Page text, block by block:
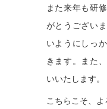
また来年も研
がとうござい
いようにしっ
きます。また
いいたします。
こちらこそ、よ